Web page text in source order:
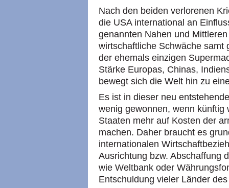
Nach den beiden verlorenen
die USA international an
genannten Nahen und
wirtschaftliche Schwäche samt
der ehemals einzigen
Stärke Europas, Chinas,
bewegt sich die Welt hin zu
Es ist in dieser neu
wenig gewonnen, wenn
Staaten mehr auf Kosten der
machen. Daher braucht es
internationalen
Ausrichtung bzw. Abschaffung
wie Weltbank oder
Entschuldung vieler Länder